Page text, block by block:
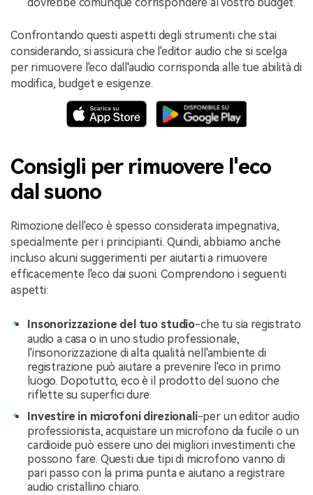
Confrontando questi aspetti degli strumenti che stai
considerando, si assicura che l'editor audio che si scelga
per rimuovere l'eco dall'audio corrisponda alle tue abilità di
modifica, budget e esigenze.
Consigli per rimuovere l'eco
dal suono
Rimozione dell'eco è spesso considerata impegnativa,
specialmente per i principianti. Quindi, abbiamo anche
incluso alcuni suggerimenti per aiutarti a rimuovere
efficacemente l'eco dai suoni. Comprendono i seguenti
aspetti:
Insonorizzazione del tuo studio-che tu sia registrato
audio a casa o in uno studio professionale,
l'insonorizzazione di alta qualità nell'ambiente di
registrazione può aiutare a prevenire l'eco in primo
luogo. Dopotutto, eco è il prodotto del suono che
riflette su superfici dure.
Investire in microfoni direzionali-per un editor audio
professionista, acquistare un microfono da fucile o un
cardioide può essere uno dei migliori investimenti che
possono fare. Questi due tipi di microfono vanno di
pari passo con la prima punta e aiutano a registrare
audio cristallino chiaro.